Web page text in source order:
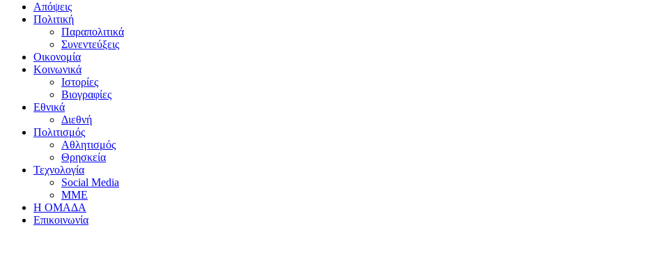
Απόψεις
Πολιτική
Παραπολιτικά
Συνεντεύξεις
Οικονομία
Κοινωνικά
Ιστορίες
Βιογραφίες
Εθνικά
Διεθνή
Πολιτισμός
Αθλητισμός
Θρησκεία
Τεχνολογία
Social Media
ΜΜΕ
Η ΟΜΑΔΑ
Επικοινωνία